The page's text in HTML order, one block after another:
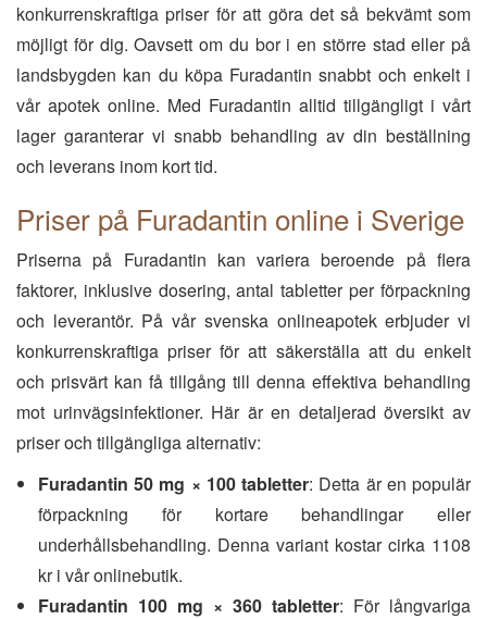
konkurrenskraftiga priser för att göra det så bekvämt som
möjligt för dig. Oavsett om du bor i en större stad eller på
landsbygden kan du köpa Furadantin snabbt och enkelt i
vår apotek online. Med Furadantin alltid tillgängligt i vårt
lager garanterar vi snabb behandling av din beställning
och leverans inom kort tid.
Priser på Furadantin online i Sverige
Priserna på Furadantin kan variera beroende på flera
faktorer, inklusive dosering, antal tabletter per förpackning
och leverantör. På vår svenska onlineapotek erbjuder vi
konkurrenskraftiga priser för att säkerställa att du enkelt
och prisvärt kan få tillgång till denna effektiva behandling
mot urinvägsinfektioner. Här är en detaljerad översikt av
priser och tillgängliga alternativ:
Furadantin 50 mg × 100 tabletter: Detta är en populär
förpackning för kortare behandlingar eller
underhållsbehandling. Denna variant kostar cirka 1108
kr i vår onlinebutik.
Furadantin 100 mg × 360 tabletter: För långvariga